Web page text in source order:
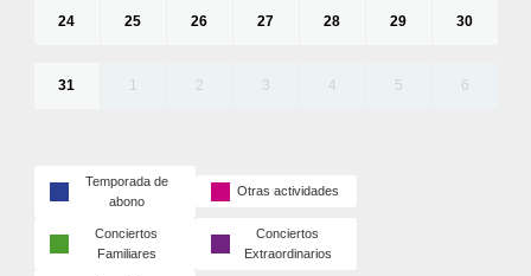
24 25 26 27 28 29 30
31 1 2 3 4 5 6
Temporada de
abono
Otras actividades
Conciertos
Familiares
Conciertos
Extraordinarios